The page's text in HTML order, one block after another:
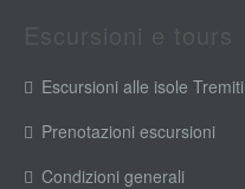
Escursioni alle isole Tremiti
Prenotazioni escursioni
Condizioni generali